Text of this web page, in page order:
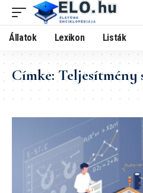
Állatok Lexikon Listák
Címke:Teljesítmény